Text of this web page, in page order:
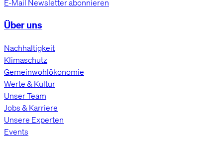
E-Mail Newsletter abonnieren
Über uns
Nachhaltigkeit
Klimaschutz
Gemeinwohlökonomie
Werte & Kultur
Unser Team
Jobs & Karriere
Unsere Experten
Events